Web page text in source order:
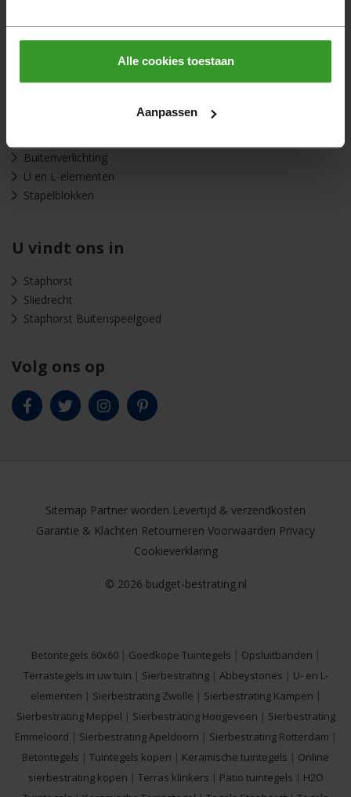
Alle cookies toestaan
Aanpassen
Ga direct naar
Sierbestrating
Buitenverlichting
U en L-elementen
Stapelblokken
U vindt ons in
Staphorst
Sliedrecht
Staphorst Buitenspeelgoed
Volg ons op
Sitemap Partner worden Levertijd & verzendkosten
Garantie & Klachten Retourneren Voorwaarden Privacy
Cookieverklaring
© 2026 budget-bestrating.nl
Betontegels 60x60 | Goedkope Tuintegels | Opsluitbanden |
Terrastegels in uw tuin | Sierbestrating | Abbeystones | U- en L-
elementen | Sierbestrating Zwolle | Sierbestrating Kampen |
Sierbestrating Meppel | Sierbestrating Hoogeveen | Sierbestrating
Emmeloord | Sierbestrating Apeldoorn | Sierbestrating Rotterdam |
Betontegels | Tuintegels kopen | Keramische tuintegels | Online
sierbestrating kopen | Terras klinkers | Patio tuintegels | H2O